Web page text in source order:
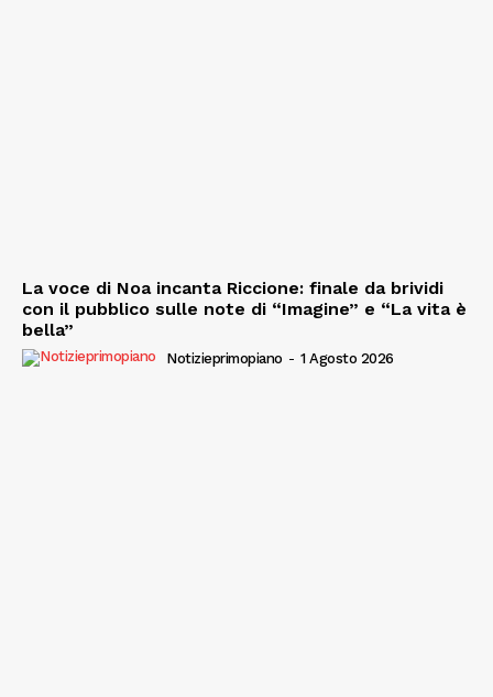
La voce di Noa incanta Riccione: finale da brividi
con il pubblico sulle note di “Imagine” e “La vita è
bella”
Notizieprimopiano - 1 Agosto 2026